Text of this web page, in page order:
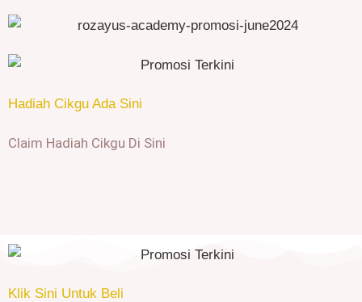
Hadiah Cikgu Ada Sini
Claim Hadiah Cikgu Di Sini
Klik Sini Untuk Beli